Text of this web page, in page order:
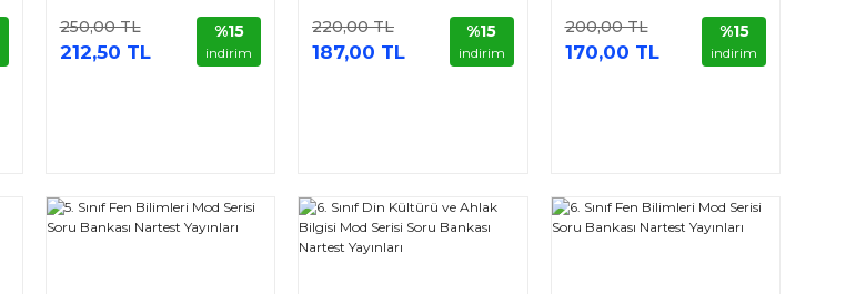
250,00 TL
212,50 TL
%15
indirim
220,00 TL
187,00 TL
%15
indirim
200,00 TL
170,00 TL
%15
indirim